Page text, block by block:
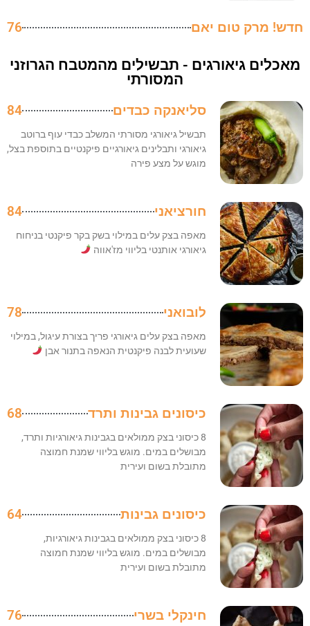
חדש! מרק טום יאם 76
מאכלים גיאורגים - תבשילים מהמטבח הגרוזני
המסורתי
סליאנקה כבדים 84
תבשיל גיאורגי מסורתי המשלב כבדי עוף ברוטב
גיאורגי ותבלינים גיאורגיים פיקנטיים בתוספת בצל,
מוגש על מצע פירה
חורציאני 84
מאפה בצק עלים במילוי בשק בקר פיקנטי בניחוח
גיאורגי אותנטי בליווי מז'אווה
לובואני 78
מאפה בצק עלים גיאורגי פריך בצורת עיגול, במילוי
שעועית לבנה פיקנטית הנאפה בתנור אבן
כיסונים גבינות ותרד 68
8 כיסוני בצק ממולאים בגבינות גיאורגיות ותרד,
מבושלים במים. מוגש בליווי שמנת חמוצה
מתובלת בשום ועירית
כיסונים גבינות 64
8 כיסוני בצק ממולאים בגבינות גיאורגיות,
מבושלים במים. מוגש בליווי שמנת חמוצה
מתובלת בשום ועירית
חינקלי בשרי 76